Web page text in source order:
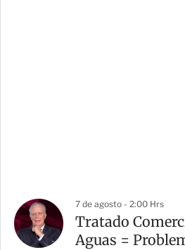
7 de agosto - 2:00 Hrs
Tratado
Aguas =